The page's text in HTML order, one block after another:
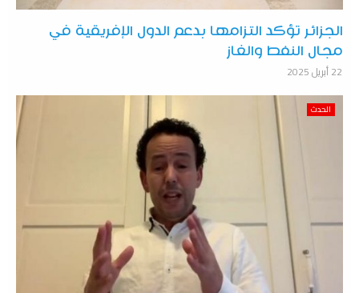
الجزائر تؤكد التزامها بدعم الدول الإفريقية في
مجال النفط والغاز
22 أبريل 2025
الحدث